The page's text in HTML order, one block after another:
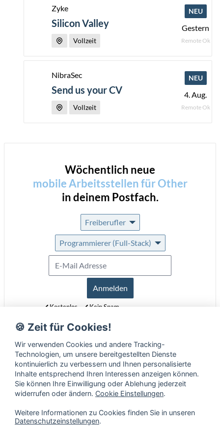
Silicon Valley
Zyke
Vollzeit
Gestern
Remote Ok
NEU
Send us your CV
NibraSec
Vollzeit
4. Aug.
Remote Ok
NEU
Wöchentlich neue
mobile Arbeitsstellen fürOther
in deinem Postfach.
Freiberufler
Programmierer (Full-Stack)
Anmelden
Kostenlos
Kein Spam
Erfahre mehr über unseren Newsletter in unseren
🍪 Zeit für Cookies!
Wir verwenden Cookies und andere Tracking-
Technologien, um unsere bereitgestellten Dienste
kontinuierlich zu verbessern und Ihnen personalisierte
Inhalte entsprechend Ihren Interessen anzeigen können.
Sie können Ihre Einwilligung oder Ablehung jederzeit
widerrufen oder ändern. Cookie Einstellungen.
Weitere Informationen zu Cookies finden Sie in unseren
Datenschutzeinstellungen.